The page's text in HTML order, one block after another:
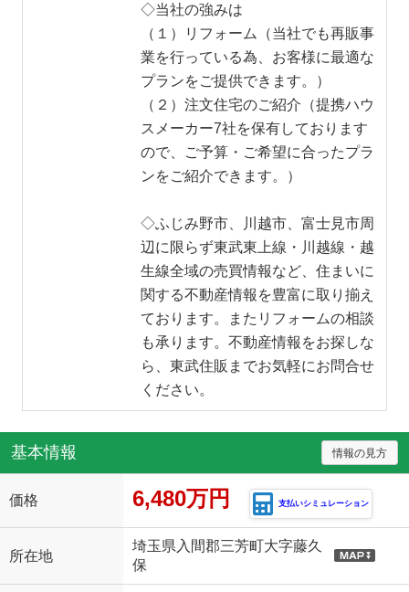
◇当社の強みは
（１）リフォーム（当社でも再販事
業を行っている為、お客様に最適な
プランをご提供できます。）
（２）注文住宅のご紹介（提携ハウ
スメーカー7社を保有しております
ので、ご予算・ご希望に合ったプラ
ンをご紹介できます。）
◇ふじみ野市、川越市、富士見市周
辺に限らず東武東上線・川越線・越
生線全域の売買情報など、住まいに
関する不動産情報を豊富に取り揃え
ております。またリフォームの相談
も承ります。不動産情報をお探しな
ら、東武住販までお気軽にお問合せ
ください。
基本情報 情報の見方
価格 6,480万円 支払いシミュレーション
所在地
埼玉県入間郡三芳町大字藤久
保